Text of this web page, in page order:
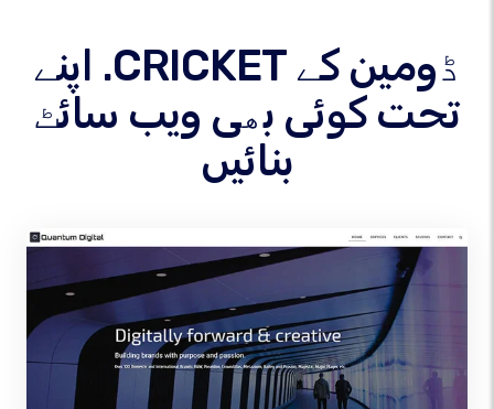
اپنے .CRICKET ڈومین کے
تحت کوئی بھی ویب سائٹ
بنائیں